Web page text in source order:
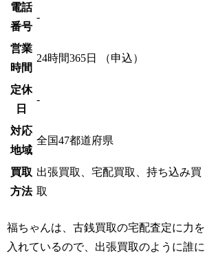
電話
番号
-
営業
時間
24時間365日 （申込）
定休
日
-
対応
地域
全国47都道府県
買取
方法
出張買取、宅配買取、持ち込み買
取
福ちゃんは、古銭買取の宅配査定に力を
入れているので、出張買取のように誰に